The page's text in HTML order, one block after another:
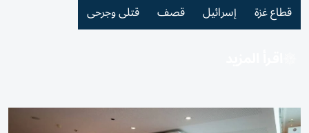
قطاع غزة إسرائيل قصف قتلى وجرحى